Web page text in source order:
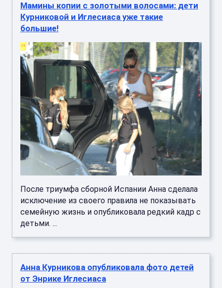
Мамины копии с золотыми волосами: дети
Курниковой и Иглесиаса уже такие
большие!
После триумфа сборной Испании Анна сделала
исключение из своего правила не показывать
семейную жизнь и опубликовала редкий кадр с
детьми. ...
Анна Курникова опубликовала фото детей
от Энрике Иглесиаса